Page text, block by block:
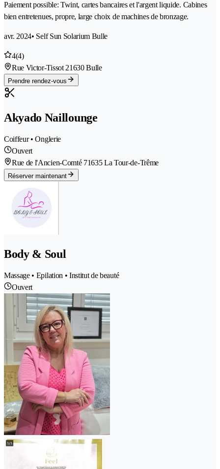
Paiement possible: Twint, cartes bancaires et l'argent liquide. Cabines
bien entretenues, propre, large choix de machines de bronzage.
avr. 2024• Self Sun Solarium Bulle
4(4)
Rue Victor-Tissot 21630 Bulle
Prendre rendez-vous
Akyado Naillounge
Coiffeur • Onglerie
Ouvert
Rue de l'Ancien-Comté 71635 La Tour-de-Trême
Réserver maintenant
Body & Soul
Massage • Epilation • Institut de beauté
Ouvert